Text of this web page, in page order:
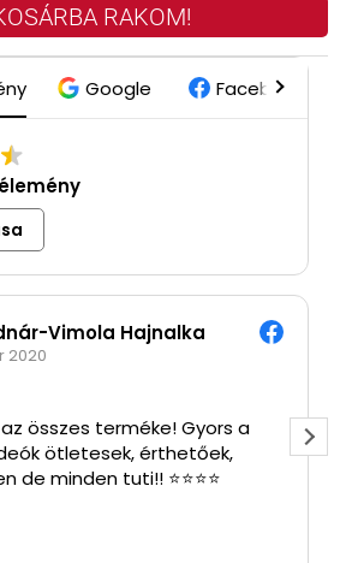
RAKOM!
Google Facebook
Vimola Hajnalka
2020
összes terméke! Gyors a
ötletesek, érthetőek,
de minden tuti!! ⭐⭐⭐⭐